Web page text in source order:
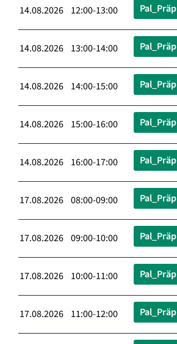
14.08.2026 12:00-13:00 Pal_Präp
14.08.2026 13:00-14:00 Pal_Präp
14.08.2026 14:00-15:00 Pal_Präp
14.08.2026 15:00-16:00 Pal_Präp
14.08.2026 16:00-17:00 Pal_Präp
17.08.2026 08:00-09:00 Pal_Präp
17.08.2026 09:00-10:00 Pal_Präp
17.08.2026 10:00-11:00 Pal_Präp
17.08.2026 11:00-12:00 Pal_Präp